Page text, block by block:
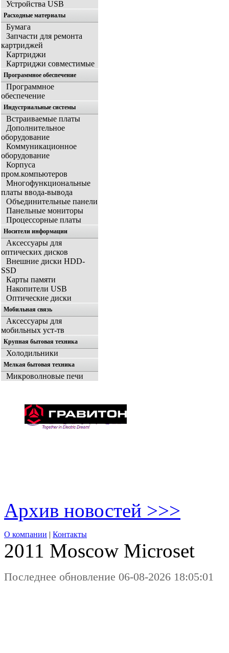
Устройства USB
Расходные материалы
Бумага
Запчасти для ремонта
картриджей
Картриджи
Картриджи совместимые
Программное обеспечение
Программное
обеспечение
Индустриальные системы
Встраиваемые платы
Дополнительное
оборудование
Коммуникационное
оборудование
Корпуса
пром.компьютеров
Многофункциональные
платы ввода-вывода
Объединительные панели
Панельные мониторы
Процессорные платы
Носители информации
Аксессуары для
оптических дисков
Внешние диски HDD-
SSD
Карты памяти
Накопители USB
Оптические диски
Мобильная связь
Аксессуары для
мобильных уст-тв
Крупная бытовая техника
Холодильники
Мелкая бытовая техника
Микроволновые печи
Архив новостей >>>
О компании | Контакты
2011 Moscow Microset
Последнее обновление 06-08-2026 18:05:01